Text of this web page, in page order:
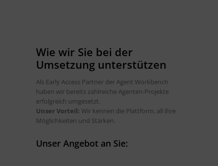
Wie wir Sie bei der
Umsetzung unterstützen
Als Early Access Partner der Agent Workbench
haben wir bereits zahlreiche Agenten-Projekte
erfolgreich umgesetzt.
Unser Vorteil: Wir kennen die Plattform, all ihre
Möglichkeiten und Stärken.
Unser Angebot an Sie: